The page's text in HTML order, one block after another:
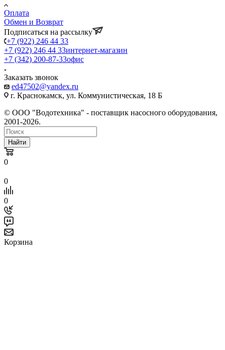
Оплата
Обмен и Возврат
Подписаться на рассылку
+7 (922) 246 44 33
+7 (922) 246 44 33интернет-магазин
+7 (342) 200-87-33офис
Заказать звонок
ed47502@yandex.ru
г. Краснокамск, ул. Коммунистическая, 18 Б
© ООО "Водотехника" - поставщик насосного оборудования,
2001-2026.
Найти
0
0
0
Корзина